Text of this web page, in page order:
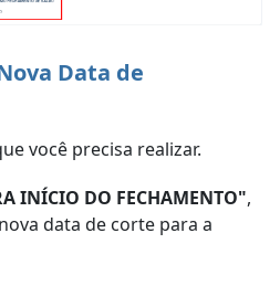
Data de
você precisa realizar.
INÍCIO DO FECHAMENTO",
data de corte para a